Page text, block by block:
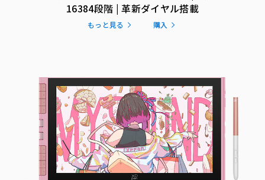
16384段階 | 革新ダイヤル搭載
もっと見る 購入